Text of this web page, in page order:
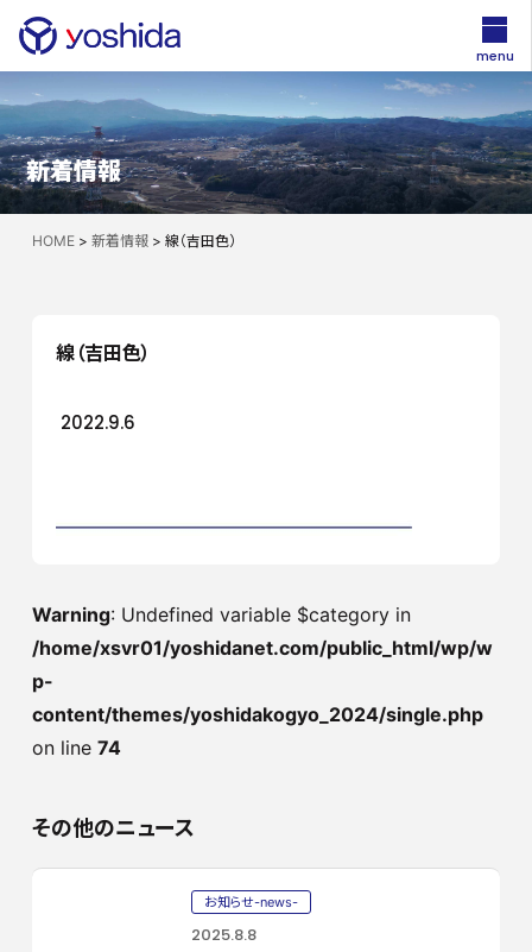
新着情報
HOME> 新着情報> 線（吉田色）
線（吉田色）
2022.9.6
Warning: Undefined variable $category in
/home/xsvr01/yoshidanet.com/public_html/wp/w
p-
content/themes/yoshidakogyo_2024/single.php
on line 74
その他のニュース
お知らせ-news-
2025.8.8
menu